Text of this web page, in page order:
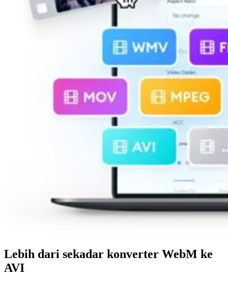
Lebih dari sekadar konverter WebM ke
AVI